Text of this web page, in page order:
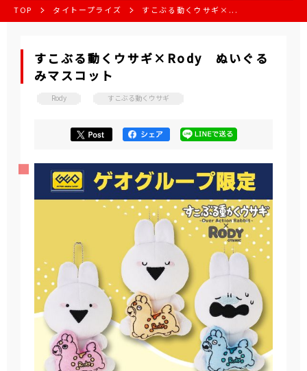
TOP タイトープライズ すこぶる動くウサギ×...
すこぶる動くウサギ×Rody ぬいぐる
みマスコット
Rody すこぶる動くウサギ